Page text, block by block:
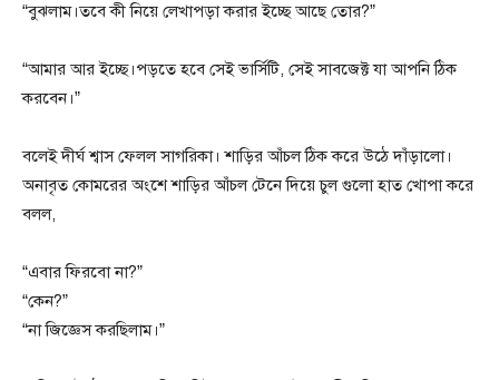
“বুঝলাম।তবে কী নিয়ে লেখাপড়া করার ইচ্ছে আছে তোর?”
“আমার আর ইচ্ছে।পড়তে হবে সেই ভার্সিটি, সেই সাবজেক্ট যা আপনি ঠিক
করবেন।”
বলেই দীর্ঘ শ্বাস ফেলল সাগরিকা। শাড়ির আঁচল ঠিক করে উঠে দাঁড়ালো।
অনাবৃত কোমরের অংশে শাড়ির আঁচল টেনে দিয়ে চুল গুলো হাত খোপা করে
বলল,
“এবার ফিরবো না?”
“কেন?”
“না জিজ্ঞেস করছিলাম।”